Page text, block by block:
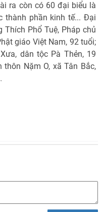
ra còn có 60 đại biểu là
thành phần kinh tế... Đại
Phổ Tuệ, Pháp chủ
giáo Việt Nam, 92 tuổi;
dân tộc Pà Thẻn, 19
Nặm O, xã Tân Bắc,